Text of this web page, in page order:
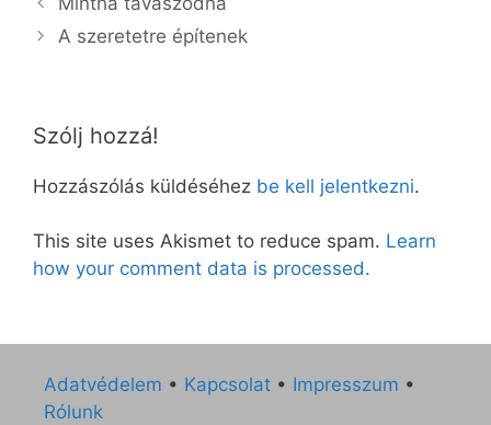
A szeretetre építenek
Szólj hozzá!
Hozzászólás küldéséhez be kell jelentkezni.
This site uses Akismet to reduce spam. Learn
how your comment data is processed.
Adatvédelem • Kapcsolat • Impresszum •
Rólunk